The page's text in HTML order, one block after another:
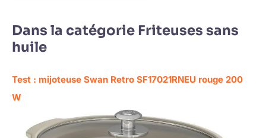
Dans la catégorie Friteuses sans
huile
Test : mijoteuse Swan Retro SF17021RNEU rouge 200
W